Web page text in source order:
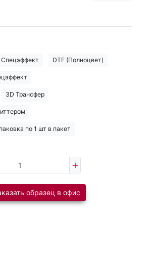
Спецэффект DTF (Полноцвет)
3D Трансфер
по 1 шт в пакет
образец в офис